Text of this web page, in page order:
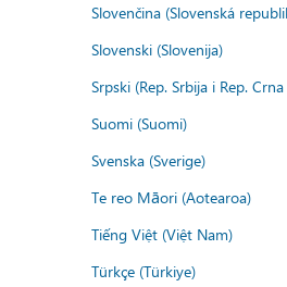
Slovenčina (Slovenská
Slovenski (Slovenija)
Srpski (Rep. Srbija i Rep.
Suomi (Suomi)
Svenska (Sverige)
Te reo Māori (Aotearoa)
Tiếng Việt (Việt Nam)
Türkçe (Türkiye)